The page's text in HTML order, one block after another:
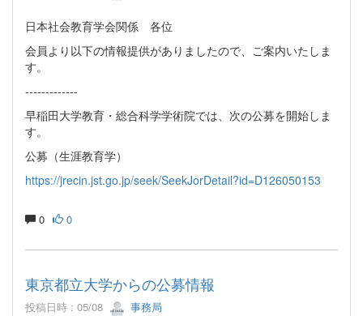
日本社会教育学会関係 各位
会員より以下の情報提供がありましたので、ご案内いたしま
す。
-------------
早稲田大学教育・総合科学学術院では、次の公募を開始しま
す。
公募（生涯教育学）
https://jrecin.jst.go.jp/seek/SeekJorDetail?id=D126050153
0 0
東京都立大学からの公募情報
投稿日時 : 05/08 事務局